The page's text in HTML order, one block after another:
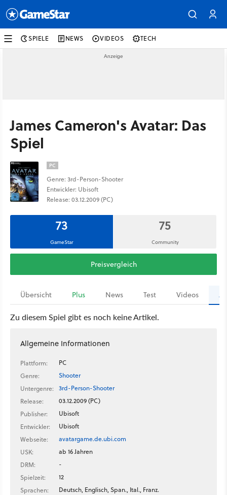
SPIELE NEWS VIDEOS TECH
James Cameron's Avatar: Das
Spiel
PC
Genre: 3rd-Person-Shooter
Entwickler: Ubisoft
Release: 03.12.2009 (PC)
73
GameStar
75
Community
Preisvergleich
Übersicht Plus News Test Videos
Zu diesem Spiel gibt es noch keine Artikel.
Allgemeine Informationen
Plattform:
PC
Genre:
Shooter
Untergenre:
3rd-Person-Shooter
Release:
03.12.2009 (PC)
Publisher:
Ubisoft
Entwickler:
Ubisoft
Webseite:
avatargame.de.ubi.com
USK:
ab 16 Jahren
DRM:
-
Spielzeit:
12
Sprachen:
Deutsch, Englisch, Span., Ital., Franz.